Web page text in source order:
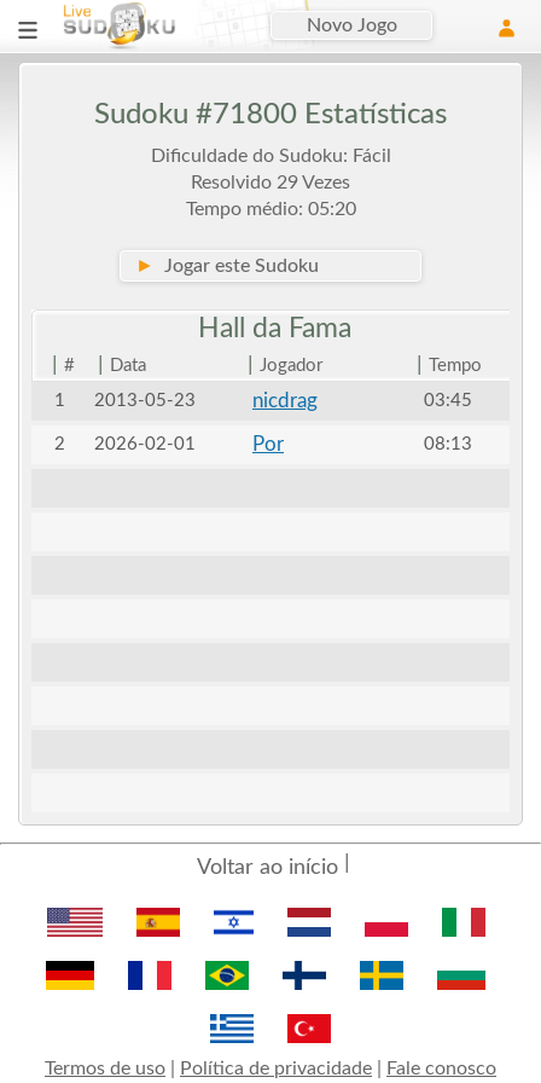
Novo Jogo
Sudoku #71800 Estatísticas
Dificuldade do Sudoku: Fácil
Resolvido 29 Vezes
Tempo médio: 05:20
► Jogar este Sudoku
Hall da Fama
# Data Jogador
Tempo
1
2013-05-23 nicdrag 03:45
2 2026-02-01 Por 08:13
Voltar ao início
Termos de uso Política de privacidade Fale conosco